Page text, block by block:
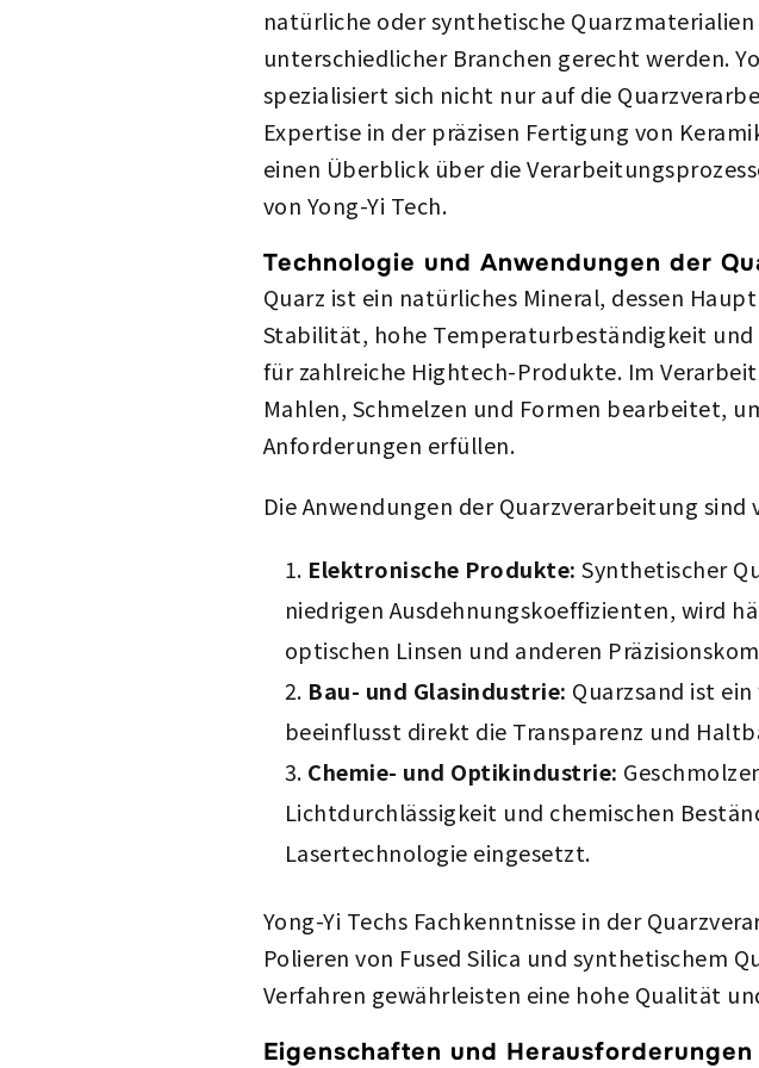
natürliche oder synthetische
unterschiedlicher Branchen gerecht werden.
spezialisiert sich nicht nur auf die
Expertise in der präzisen Fertigung von
einen Überblick über die
von Yong-Yi Tech.
Technologie und Anwendungen der
Quarz ist ein natürliches Mineral, dessen
Stabilität, hohe Temperaturbeständigkeit
für zahlreiche Hightech-Produkte. Im
Mahlen, Schmelzen und Formen bearbeitet,
Anforderungen erfüllen.
Die Anwendungen der Quarzverarbeitung
Elektronische Produkte: Synthetischer
niedrigen Ausdehnungskoeffizienten, wird
optischen Linsen und anderen
Bau- und Glasindustrie: Quarzsand ist
beeinflusst direkt die Transparenz und
Chemie- und Optikindustrie:
Lichtdurchlässigkeit und chemischen
Lasertechnologie eingesetzt.
Yong-Yi Techs Fachkenntnisse in der
Polieren von Fused Silica und synthetischem
Verfahren gewährleisten eine hohe Qualität
Eigenschaften und